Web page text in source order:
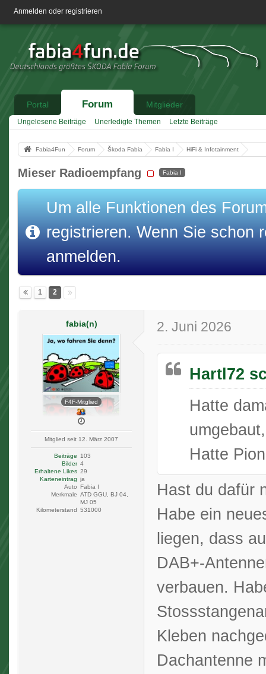
Anmelden oder registrieren
Portal Forum Mitglieder
Ungelesene Beiträge Unerledigte Themen Letzte Beiträge
Fabia4Fun Forum Škoda Fabia Fabia I HiFi & Infotainment
Mieser Radioempfang Fabia I
Um alle Funktionen des
registrieren. Wenn Sie schon
anmelden.
1 2
fabia(n)
F4F-Mitglied
Mitglied seit 12. März 2007
Beiträge
103
Bilder 4
Erhaltene Likes 29
Karteneintrag ja
Auto Fabia I
Merkmale ATD GGU, BJ 04,
MJ 05
Kilometerstand 531000
2. Juni 2026
Hartl72
Hatte
Hatte
Hast du dafür
Habe ein
liegen, dass
DAB+-
verbauen.
Kleben
Dachantenne